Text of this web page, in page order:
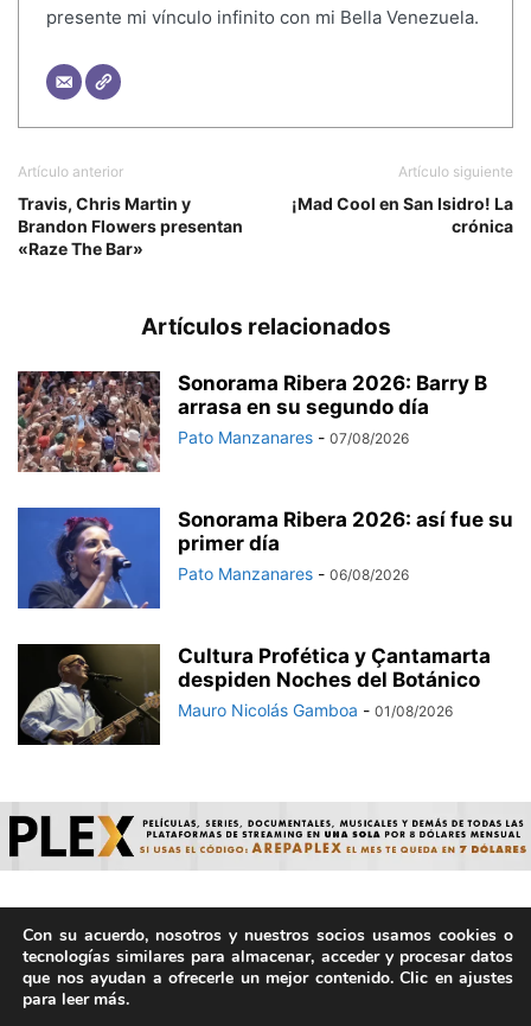
presente mi vínculo infinito con mi Bella Venezuela.
Artículo anterior
Travis, Chris Martin y
Brandon Flowers presentan
«Raze The Bar»
Artículo siguiente
¡Mad Cool en San Isidro! La
crónica
Artículos relacionados
Sonorama Ribera 2026: Barry B
arrasa en su segundo día
Pato Manzanares - 07/08/2026
Sonorama Ribera 2026: así fue su
primer día
Pato Manzanares - 06/08/2026
Cultura Profética y Çantamarta
despiden Noches del Botánico
Mauro Nicolás Gamboa - 01/08/2026
© ArepaVolatil.Com 2021-2025 - Hecho por humanos, no por
IA. | Todos los derechos reservados.
Con su acuerdo, nosotros y nuestros socios usamos cookies o
tecnologías similares para almacenar, acceder y procesar datos
que nos ayudan a ofrecerle un mejor contenido. Clic en ajustes
para leer más.